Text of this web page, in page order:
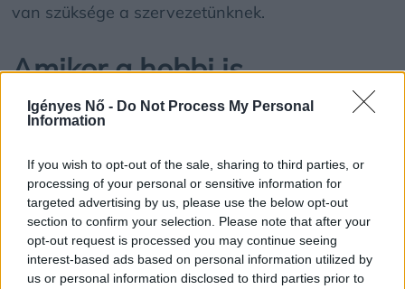
Igényes Nő - Do Not Process My Personal
Information
If you wish to opt-out of the sale, sharing to third parties, or
processing of your personal or sensitive information for
targeted advertising by us, please use the below opt-out
section to confirm your selection. Please note that after your
opt-out request is processed you may continue seeing
interest-based ads based on personal information utilized by
us or personal information disclosed to third parties prior to
van szüksége a szervezetünknek.
Amikor a hobbi is
versenyfutássá válik
képes teljesen kiszárítani az örömöt azokból a
tevékenységekből, amelyek pont a kikapcsolódást
szolgálnák. Ismerős a helyzet, amikor beiratkozol
egy jóga- vagy festőtanfolyamra, és ahelyett,
hogy átadnád magad az élménynek, azon